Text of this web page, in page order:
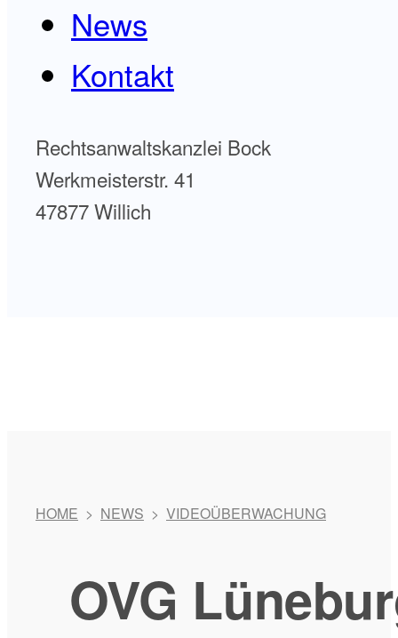
News
Kontakt
Rechtsanwaltskanzlei Bock
Werkmeisterstr. 41
47877 Willich
HOME > NEWS > VIDEOÜBERWACHUNG
OVG